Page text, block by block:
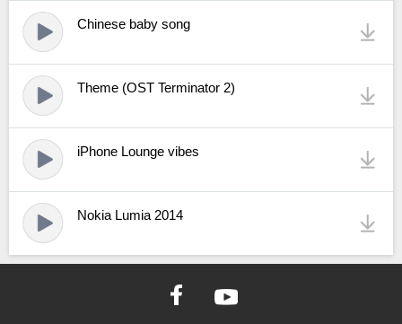
Chinese baby song
Theme (OST Terminator 2)
iPhone Lounge vibes
Nokia Lumia 2014